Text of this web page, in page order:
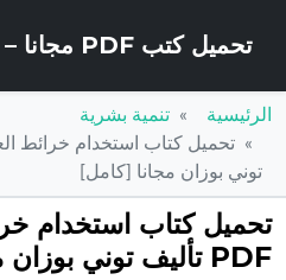
تحميل كتب PDF مجانا – كتب كو
الرئيسية
تنمية بشرية
توني بوزان مجانا [كامل]
تحميل كتاب استخدام
PDF تأليف توني بوزان مجانا [كامل]